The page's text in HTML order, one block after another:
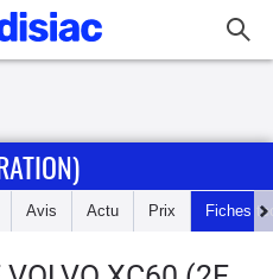
Avis Actu Prix Fiches